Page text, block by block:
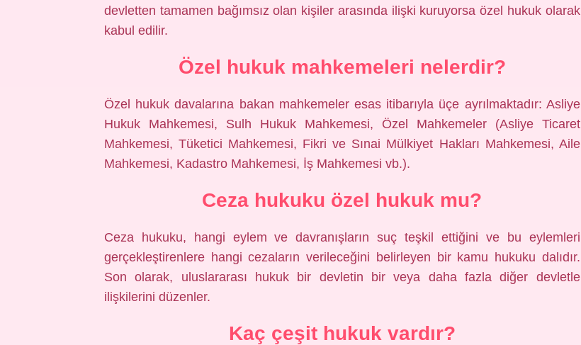
devletten tamamen bağımsız olan kişiler arasında ilişki kuruyorsa özel hukuk olarak
kabul edilir.
Özel hukuk mahkemeleri nelerdir?
Özel hukuk davalarına bakan mahkemeler esas itibarıyla üçe ayrılmaktadır: Asliye
Hukuk Mahkemesi, Sulh Hukuk Mahkemesi, Özel Mahkemeler (Asliye Ticaret
Mahkemesi, Tüketici Mahkemesi, Fikri ve Sınai Mülkiyet Hakları Mahkemesi, Aile
Mahkemesi, Kadastro Mahkemesi, İş Mahkemesi vb.).
Ceza hukuku özel hukuk mu?
Ceza hukuku, hangi eylem ve davranışların suç teşkil ettiğini ve bu eylemleri
gerçekleştirenlere hangi cezaların verileceğini belirleyen bir kamu hukuku dalıdır.
Son olarak, uluslararası hukuk bir devletin bir veya daha fazla diğer devletle
ilişkilerini düzenler.
Kaç çeşit hukuk vardır?